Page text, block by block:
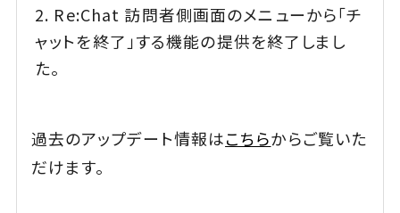
Re:Chat 訪問者側画面のメニューから「チ
ャットを終了」する機能の提供を終了しまし
た。
過去のアップデート情報はこちらからご覧いた
だけます。